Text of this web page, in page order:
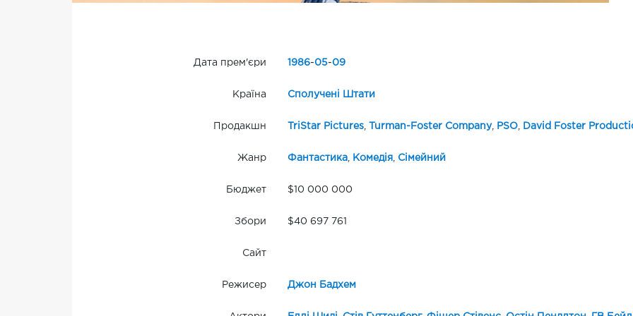
Дата прем'єри 1986-05-09
Країна Сполучені Штати
Продакшн TriStar Pictures, Turman-Foster Company, PSO, David Foster
Жанр Фантастика, Комедія Сімейний
Бюджет $10 000 000
Збори $40 697 761
Сайт
Режисер Джон Бадхем